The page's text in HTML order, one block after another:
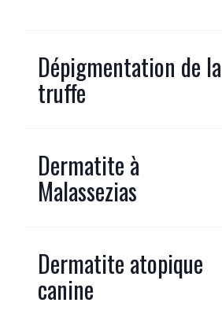
Dépigmentation de la
truffe
Dermatite à
Malassezias
Dermatite atopique
canine